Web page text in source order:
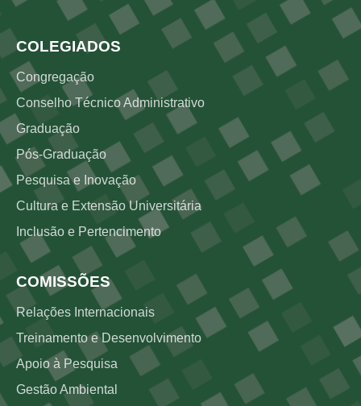
Rodapé 3
COLEGIADOS
Congregação
Conselho Técnico Administrativo
Graduação
Pós-Graduação
Pesquisa e Inovação
Cultura e Extensão Universitária
Inclusão e Pertencimento
COMISSÕES
Relações Internacionais
Treinamento e Desenvolvimento
Apoio à Pesquisa
Gestão Ambiental